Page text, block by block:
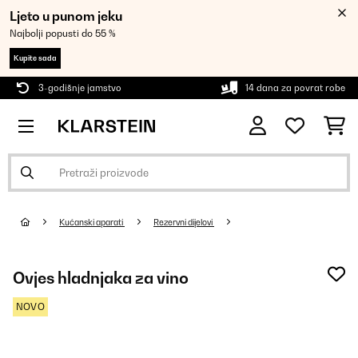
Ljeto u punom jeku
Najbolji popusti do 55 %
Kupite sada
3-godišnje jamstvo 14 dana za povrat robe
Kućanski aparati Rezervni dijelovi
Ovjes hladnjaka za vino
NOVO